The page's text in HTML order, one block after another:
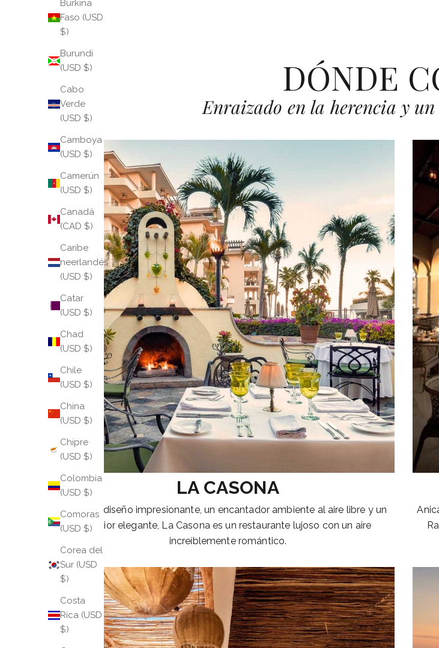
Burkina
Faso (USD
$)
Burundi
(USD $)
Cabo
Verde
(USD $)
Camboya
(USD $)
Camerún
(USD $)
Canadá
(CAD $)
Caribe
neerlandés
(USD $)
Catar
(USD $)
Chad
(USD $)
Chile
(USD $)
China
(USD $)
Chipre
(USD $)
Colombia
(USD $)
Comoras
(USD $)
Corea del
Sur (USD
$)
Costa
Rica (USD
$)
DÓNDE
Enraizado en la herencia y
LA CASONA
Con un diseño impresionante, un encantador ambiente al aire libre y un
interior elegante, La Casona es un restaurante lujoso con un aire
increíblemente romántico.